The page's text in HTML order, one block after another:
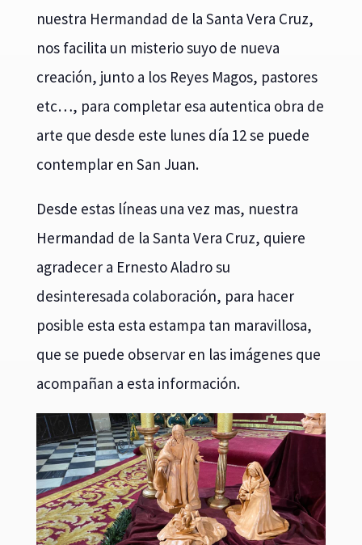
nuestra Hermandad de la Santa Vera Cruz,
nos facilita un misterio suyo de nueva
creación, junto a los Reyes Magos, pastores
etc…, para completar esa autentica obra de
arte que desde este lunes día 12 se puede
contemplar en San Juan.
Desde estas líneas una vez mas, nuestra
Hermandad de la Santa Vera Cruz, quiere
agradecer a Ernesto Aladro su
desinteresada colaboración, para hacer
posible esta esta estampa tan maravillosa,
que se puede observar en las imágenes que
acompañan a esta información.